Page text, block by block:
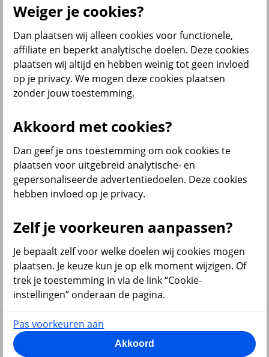
Producten
Situaties Klantenservice
terug
Producten
Verzekeringen
Beleggen
Pensioen en lijfrente
Weiger je cookies?
Dan plaatsen wij alleen cookies voor functionele,
affiliate en beperkt analytische doelen. Deze cookies
plaatsen wij altijd en hebben weinig tot geen invloed
op je privacy. We mogen deze cookies plaatsen
zonder jouw toestemming.
Akkoord met cookies?
Dan geef je ons toestemming om ook cookies te
plaatsen voor uitgebreid analytische- en
gepersonaliseerde advertentiedoelen. Deze cookies
hebben invloed op je privacy.
Zelf je voorkeuren aanpassen?
Je bepaalt zelf voor welke doelen wij cookies mogen
plaatsen. Je keuze kun je op elk moment wijzigen. Of
trek je toestemming in via de link “Cookie-
instellingen” onderaan de pagina.
Pas voorkeuren aan
Akkoord